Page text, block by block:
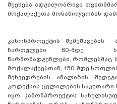
შეეხება ადგილობრივი
მოქალაქეთა მონაწილეობის
კანონპროექტის
ჩართულები 60-მდე
წარმომადგენლები, რომლებმაც
მოქალაქეებთან, 150-მდე
შეხვედრების ანალიზის
კოდექსის ცვლილების საკუთარი
იყო კანონპროექტის